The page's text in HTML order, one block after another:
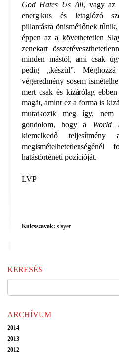
God Hates Us All, vagy az
energikus és letaglózó
pillantásra önismétlőnek
éppen az a követhetetlen
zenekart
minden mástól, ami csak
pedig „készül”.
végeredmény sosem
mert csak és kizárólag
magát, amint ez a forma is
mutatkozik meg így, nem
gondolom, hogy a World
kiemelkedő
hatástörténeti pozícióját.
LVP
Kulcsszavak: slayer
KERESÉS
ARCHÍVUM
2014
2013
2012